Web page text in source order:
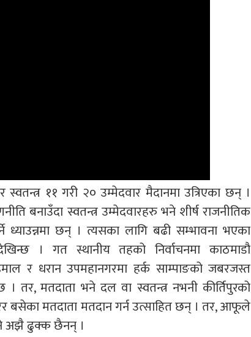
११ गरी २० उम्मेदवार मैदानमा उत्रिएका छन् ।
बनाउँदा स्वतन्त्र उम्मेदवारहरु भने शीर्ष राजनीतिक
ध्याउन्नमा छन् । त्यसका लागि बढी सम्भावना भएका
। गत स्थानीय तहको निर्वाचनमा काठमाडौ
र धरान उपमहानगरमा हर्क साम्पाङको जबरजस्त
तर, मतदाता भने दल वा स्वतन्त्र नभनी कीर्तिपुरको
बसेका मतदाता मतदान गर्न उत्साहित छन् । तर, आफूले
अझै ढुक्क छैनन् ।